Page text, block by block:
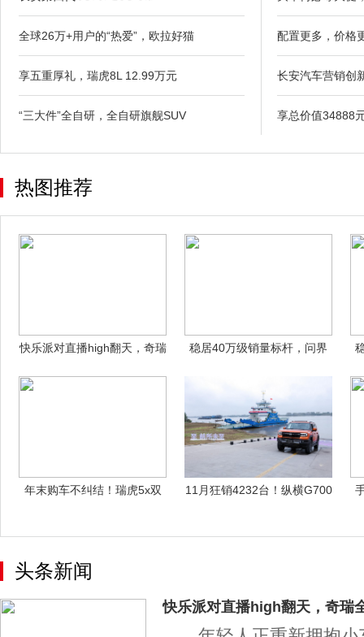
全球26万+用户的“热爱”，欧拉好猫
享五重厚礼，瑞虎8L 12.99万元
“三大件”全自研，全自研旗舰SUV
配置更多，价格
长安汽车营销创
享总价值34888
热图推荐
快乐派对直播high翻天，奇瑞
稳居40万级销量标杆，问界
年末购车不纠结！瑞虎5x双
11月狂销4232台！纵横G700
头条新闻
快乐派对直播high翻天，奇瑞